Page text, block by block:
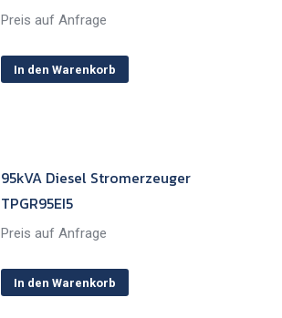
Preis auf Anfrage
In den Warenkorb
95kVA Diesel Stromerzeuger
TPGR95EI5
Preis auf Anfrage
In den Warenkorb